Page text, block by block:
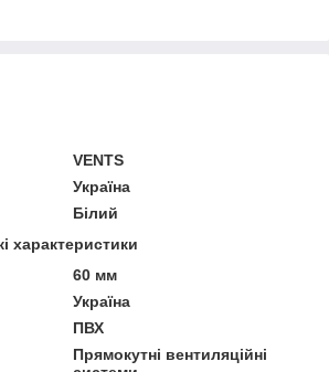
VENTS
Україна
Білий
характеристики
60 мм
Україна
ПВХ
Прямокутні вентиляційні